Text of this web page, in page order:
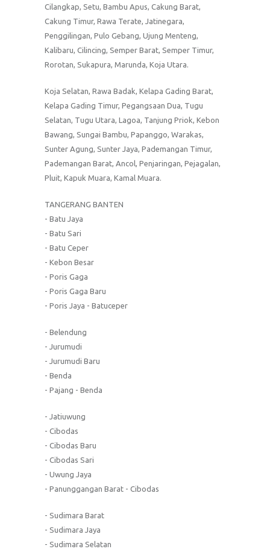
Cilangkap, Setu, Bambu Apus, Cakung Barat,
Cakung Timur, Rawa Terate, Jatinegara,
Penggilingan, Pulo Gebang, Ujung Menteng,
Kalibaru, Cilincing, Semper Barat, Semper Timur,
Rorotan, Sukapura, Marunda, Koja Utara.
Koja Selatan, Rawa Badak, Kelapa Gading Barat,
Kelapa Gading Timur, Pegangsaan Dua, Tugu
Selatan, Tugu Utara, Lagoa, Tanjung Priok, Kebon
Bawang, Sungai Bambu, Papanggo, Warakas,
Sunter Agung, Sunter Jaya, Pademangan Timur,
Pademangan Barat, Ancol, Penjaringan, Pejagalan,
Pluit, Kapuk Muara, Kamal Muara.
TANGERANG BANTEN
- Batu Jaya
- Batu Sari
- Batu Ceper
- Kebon Besar
- Poris Gaga
- Poris Gaga Baru
- Poris Jaya - Batuceper
- Belendung
- Jurumudi
- Jurumudi Baru
- Benda
- Pajang - Benda
- Jatiuwung
- Cibodas
- Cibodas Baru
- Cibodas Sari
- Uwung Jaya
- Panunggangan Barat - Cibodas
- Sudimara Barat
- Sudimara Jaya
- Sudimara Selatan